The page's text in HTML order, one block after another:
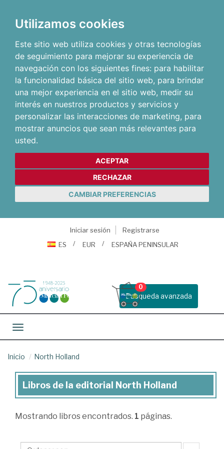
Utilizamos cookies
Este sitio web utiliza cookies y otras tecnologías
de seguimiento para mejorar su experiencia de
navegación con los siguientes fines: para habilitar
la funcionalidad básica del sitio web, para brindar
una mejor experiencia en el sitio web, medir su
interés en nuestros productos y servicios y
personalizar las interacciones de marketing, para
mostrar anuncios que sean más relevantes para
usted.
ACEPTAR
RECHAZAR
CAMBIAR PREFERENCIAS
Iniciar sesión
Registrarse
ES
EUR ESPAÑA PENINSULAR
Busqueda avanzada
0
Toggle navigation
Inicio North Holland
Libros
la
Libros de la editorial North Holland
Mostrando libros encontrados. 1 páginas.